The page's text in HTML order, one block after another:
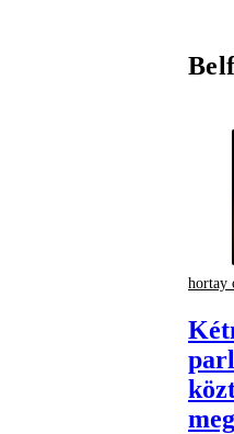
hortay